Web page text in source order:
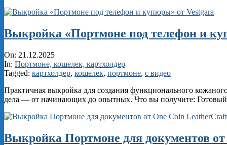
Выкройка «Портмоне под телефон и
2025-
12-
21
On: 21.12.2025
In: Портмоне, кошелек, картхолдер
Tagged: картхолдер, кошелек, портмоне, с видео
Практичная выкройка для создания функционального
дела — от начинающих до опытных. Что вы получите:
Выкройка Портмоне для документов